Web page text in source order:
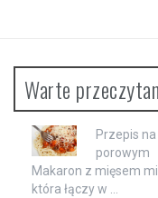
Warte
Przepis
porowym
Makaron z mięsem
która łączy w …